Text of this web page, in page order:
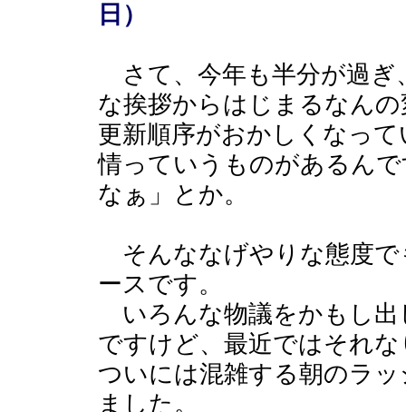
日）
さて、今年も半分が過ぎ
な挨拶からはじまるなん
更新順序がおかしくなっ
情っていうものがあるん
なぁ」とか。
そんななげやりな態度で
ースです。
いろんな物議をかもし出
ですけど、最近ではそれ
ついには混雑する朝のラ
ました。